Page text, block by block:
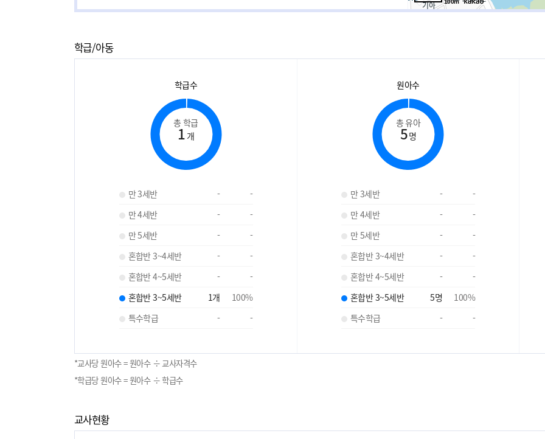
100m
학급/아동
학급수
총 학급
1 개
만 3세반 -
-
만 4세반
-
-
만 5세반
-
-
혼합반 3~4세반
-
-
혼합반 4~5세반
-
-
혼합반 3~5세반
1개 100%
특수학급
- -
원아수
총 유아
5명
만 3세반 -
-
만 4세반
-
-
만 5세반
-
-
혼합반 3~4세반
-
-
혼합반 4~5세반
-
-
혼합반 3~5세반
5명 100%
특수학급
- -
*교사당 원아수 = 원아수 ÷ 교사자격수
*학급당 원아수 = 원아수 ÷ 학급수
교사현황